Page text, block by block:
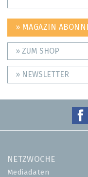
» MAGAZIN
» ZUM SHOP
» NEWSLETTER
NETZWOCHE
Mediadaten